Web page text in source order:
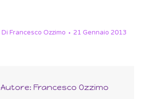
Di Francesco Ozzimo 21 Gennaio 2013
Autore: Francesco Ozzimo